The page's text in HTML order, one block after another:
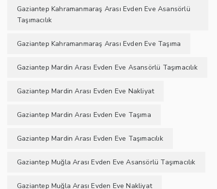
Gaziantep Kahramanmaraş Arası Evden Eve Asansörlü
Taşımacılık
Gaziantep Kahramanmaraş Arası Evden Eve Taşıma
Gaziantep Mardin Arası Evden Eve Asansörlü Taşımacılık
Gaziantep Mardin Arası Evden Eve Nakliyat
Gaziantep Mardin Arası Evden Eve Taşıma
Gaziantep Mardin Arası Evden Eve Taşımacılık
Gaziantep Muğla Arası Evden Eve Asansörlü Taşımacılık
Gaziantep Muğla Arası Evden Eve Nakliyat